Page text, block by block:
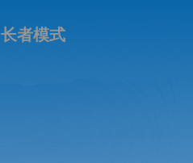
长者模式